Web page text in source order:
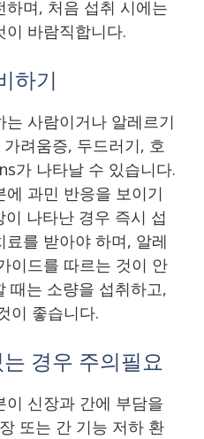
며, 처음 섭취 시에는
이 바람직합니다.
하기
사람이거나 알레르기
려움증, 두드러기, 호
가 나타날 수 있습니다.
과민 반응을 보이기
나타난 경우 즉시 섭
를 받아야 하며, 알레
이드를 따르는 것이 안
때는 소량을 섭취하고,
이 좋습니다.
경우 주의필요
신장과 간에 부담을
또는 간 기능 저하 환